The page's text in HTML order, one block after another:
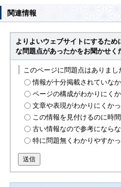
関連情報
よりよいウェブサイトにするため
な問題点があったかをお聞かせく
このページに問題点はありまし
情報が十分掲載されていな
ページの構成がわかりにく
文章や表現がわかりにくか
この情報を見付けるのに時
古い情報なので参考になら
特に問題無くわかりやすか
送信